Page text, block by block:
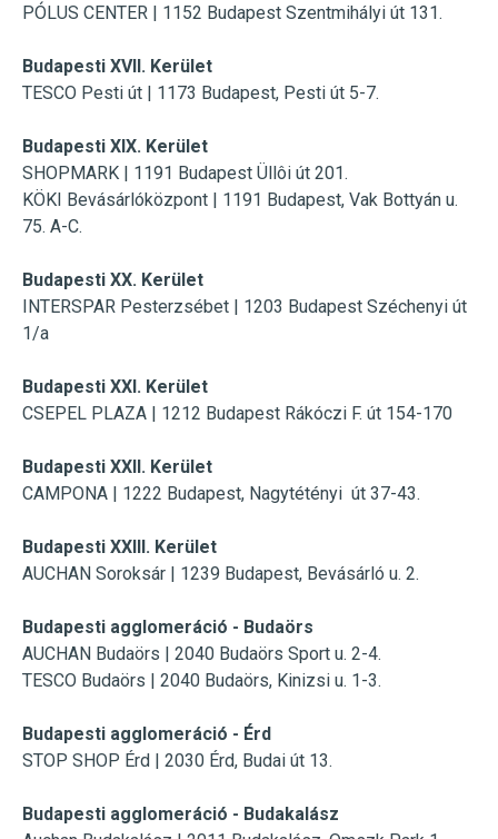
PÓLUS CENTER | 1152 Budapest Szentmihályi út 131.
Budapesti XVII. Kerület
TESCO Pesti út | 1173 Budapest, Pesti út 5-7.
Budapesti XIX. Kerület
SHOPMARK | 1191 Budapest Üllôi út 201.
KÖKI Bevásárlóközpont | 1191 Budapest, Vak Bottyán u.
75. A-C.
Budapesti XX. Kerület
INTERSPAR Pesterzsébet | 1203 Budapest Széchenyi út
1/a
Budapesti XXI. Kerület
CSEPEL PLAZA | 1212 Budapest Rákóczi F. út 154-170
Budapesti XXII. Kerület
CAMPONA | 1222 Budapest, Nagytétényi út 37-43.
Budapesti XXIII. Kerület
AUCHAN Soroksár | 1239 Budapest, Bevásárló u. 2.
Budapesti agglomeráció - Budaörs
AUCHAN Budaörs | 2040 Budaörs Sport u. 2-4.
TESCO Budaörs | 2040 Budaörs, Kinizsi u. 1-3.
Budapesti agglomeráció - Érd
STOP SHOP Érd | 2030 Érd, Budai út 13.
Budapesti agglomeráció - Budakalász